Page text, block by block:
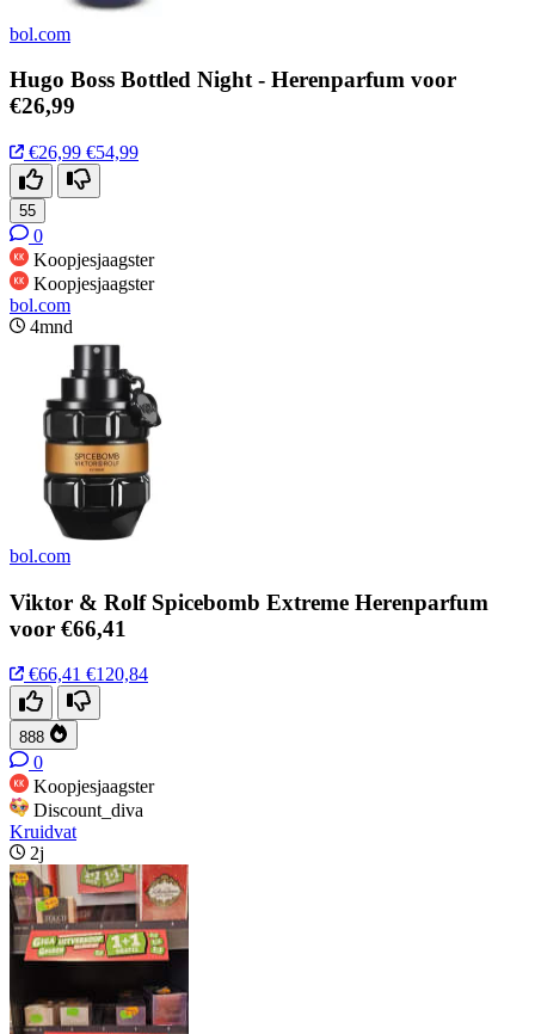
bol.com
Hugo Boss Bottled Night - Herenparfum voor
€26,99
€26,99 €54,99
55
0
Koopjesjaagster
Koopjesjaagster
bol.com
4mnd
bol.com
Viktor & Rolf Spicebomb Extreme Herenparfum
voor €66,41
€66,41 €120,84
888
0
Koopjesjaagster
Discount_diva
Kruidvat
2j